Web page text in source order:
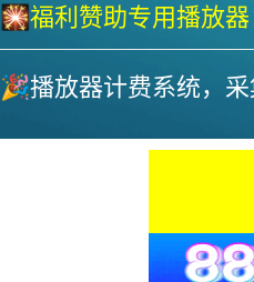
🎇福利赞助专用播放器
🎉播放器计费系统，